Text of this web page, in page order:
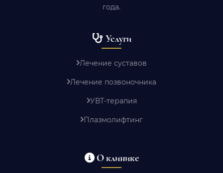
года.
Услуги
Лечение суставов
Лечение позвоночника
УВТ-терапия
Плазмолифтинг
О клинике